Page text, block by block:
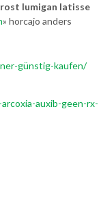
lumigan latisse
» horcajo anders
günstig-kaufen/
auxib-geen-rx-